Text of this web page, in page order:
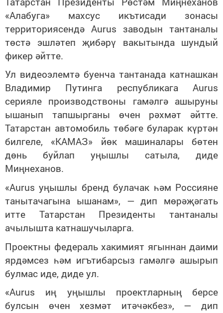
«Алабуга» махсус икътисади зонасы
территориясендә Aurus заводын тантаналы
төстә эшләтеп җибәрү вакытында шундый
фикер әйтте.
Ул видеоэлемтә буенча тантанада катнашкан
Владимир Путинга республикага Aurus
серияле производствоны гамәлгә ашыруны
ышанып тапшырганы өчен рәхмәт әйтте.
Татарстан автомобиль төбәге буларак күртән
билгеле, «КАМАЗ» йөк машиналары бөтен
дөнь буйлап уңышлы сатыла, диде
Миңнеханов.
«Aurus уңышлы бренд булачак һәм Россияне
танытачагына ышанам», — дип мөрәҗәгать
итте Татарстан Президенты тантаналы
ачылышта катнашучыларга.
Проектны федераль хакимият ягыннан даими
ярдәмсез һәм игътибарсыз гамәлгә ашырып
булмас иде, диде ул.
«Aurus иң уңышлы проектларның берсе
булсын өчен хезмәт итәчәкбез», — дип